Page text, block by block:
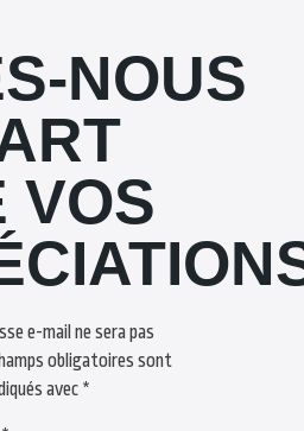
NOUS
VOS
e-mail ne sera pas
obligatoires sont
avec *